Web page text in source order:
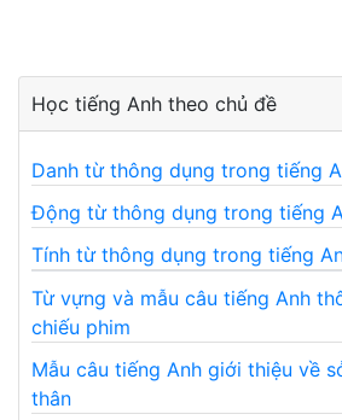
Học tiếng Anh theo chủ đề
Danh từ thông dụng trong tiếng
Động từ thông dụng trong tiếng
Tính từ thông dụng trong tiếng
Từ vựng và mẫu câu tiếng Anh
chiếu phim
Mẫu câu tiếng Anh giới thiệu về
thân